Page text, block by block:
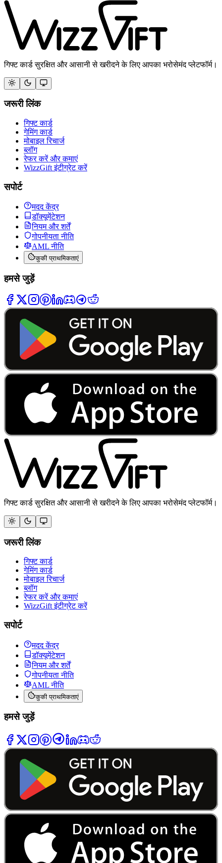
गिफ्ट कार्ड सुरक्षित और आसानी से खरीदने के लिए आपका भरोसेमंद प्लेटफॉर्म।
जरूरी लिंक
गिफ्ट कार्ड
गेमिंग कार्ड
मोबाइल रिचार्ज
ब्लॉग
रेफर करें और कमाएं
WizzGift इंटीग्रेट करें
सपोर्ट
मदद केंद्र
डॉक्यूमेंटेशन
नियम और शर्तें
गोपनीयता नीति
AML नीति
कुकी प्राथमिकताएं
हमसे जुड़ें
गिफ्ट कार्ड सुरक्षित और आसानी से खरीदने के लिए आपका भरोसेमंद प्लेटफॉर्म।
जरूरी लिंक
गिफ्ट कार्ड
गेमिंग कार्ड
मोबाइल रिचार्ज
ब्लॉग
रेफर करें और कमाएं
WizzGift इंटीग्रेट करें
सपोर्ट
मदद केंद्र
डॉक्यूमेंटेशन
नियम और शर्तें
गोपनीयता नीति
AML नीति
कुकी प्राथमिकताएं
हमसे जुड़ें